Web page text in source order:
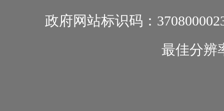
政府网站标识码：
最佳分辨